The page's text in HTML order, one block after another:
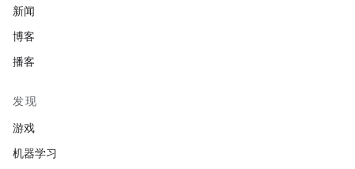
新闻
博客
播客
发现
游戏
机器学习